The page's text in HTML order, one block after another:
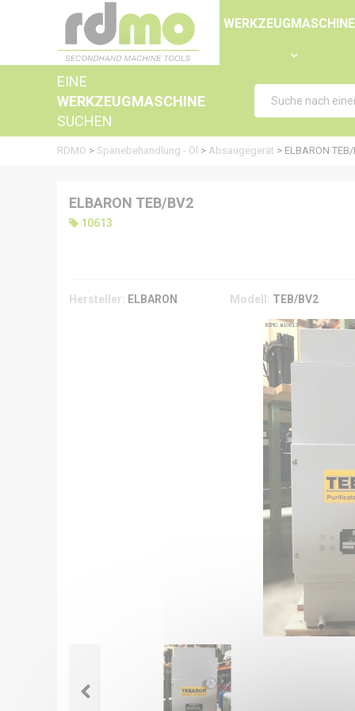
EINE
WERKZEUGMASCHINE
SUCHEN
RDMO > Spänebehandlung - Öl > Absaugegerät > ELBARON
ELBARON TEB/BV2
10613
Hersteller: ELBARON Modell: TEB/BV2